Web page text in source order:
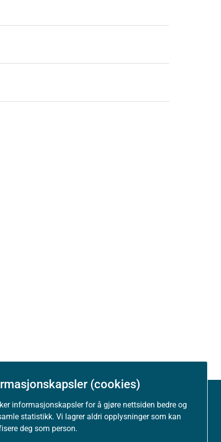
(cookies)
informasjonskapsler for å gjøre nettsiden bedre og
statistikk. Vi lagrer aldri opplysninger som kan
deg som person.
Den store endringen
tjenester. SSB har her definert hvilke
personell, fordi lederrollen ikke regnes
metoden benyttes, blir denne andelen høyere
ikke lenger regnes som fagutdannet
253
næring «87.203 Bofellesskap for psykisk
Om nettstedet
Personvernerklæring